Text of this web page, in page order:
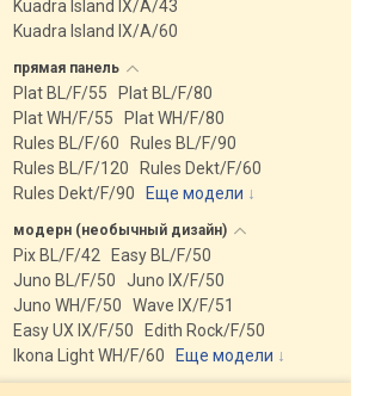
Kuadra Island IX/A/43
Kuadra Island IX/A/60
прямая панель
Plat BL/F/55
Plat BL/F/80
Plat WH/F/55
Plat WH/F/80
Rules BL/F/60
Rules BL/F/90
Rules BL/F/120
Rules Dekt/F/60
Rules Dekt/F/90
Еще модели ↓
модерн (необычный дизайн)
Pix BL/F/42
Easy BL/F/50
Juno BL/F/50
Juno IX/F/50
Juno WH/F/50
Wave IX/F/51
Easy UX IX/F/50
Edith Rock/F/50
Ikona Light WH/F/60
Еще модели ↓